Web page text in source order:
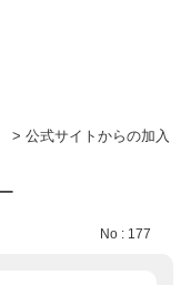
> 公式サイトからの加入
No : 177